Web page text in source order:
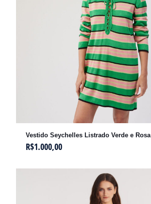
Vestido Seychelles Listrado Verde e Rosa
R$1.000,00